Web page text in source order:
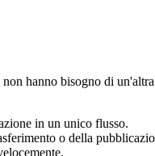
hanno bisogno di
in un unico flusso.
o della